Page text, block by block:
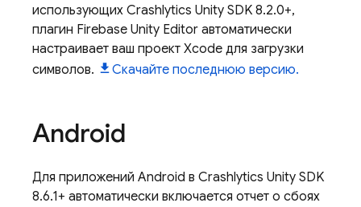
использующих Crashlytics Unity SDK 8.2.0+,
плагин Firebase Unity Editor автоматически
настраивает ваш проект Xcode для загрузки
символов.
Скачайте последнюю версию.
Android
Для приложений Android в Crashlytics Unity SDK
8.6.1+ автоматически включается отчет о сбоях